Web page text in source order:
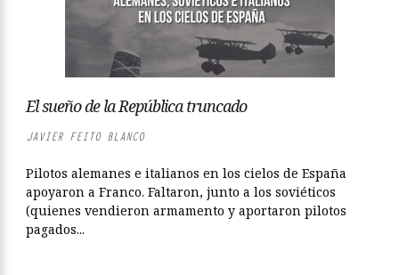
El sueño de la República truncado
JAVIER FEITO BLANCO
Pilotos alemanes e italianos en los cielos de España
apoyaron a Franco. Faltaron, junto a los soviéticos
(quienes vendieron armamento y aportaron pilotos
pagados...